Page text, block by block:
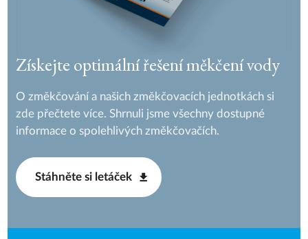
Získejte optimální řešení měkčení vody
O změkčování a našich změkčovacích jednotkách si
zde přečtete více. Shrnuli jsme všechny dostupné
informace o spolehlivých změkčovačích.
Stáhněte si letáček